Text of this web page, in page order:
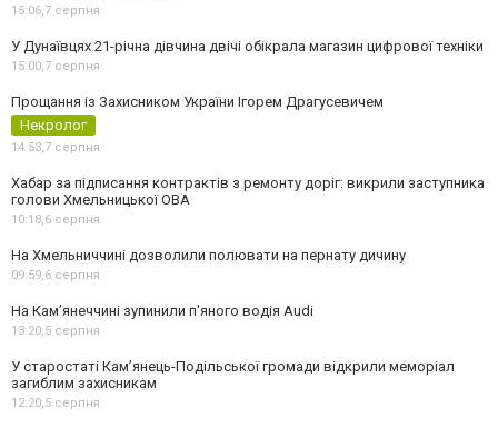
15:06,7 серпня
У Дунаївцях 21-річна дівчина двічі обікрала магазин цифрової техніки
15:00,7 серпня
Прощання із Захисником України Ігорем Драгусевичем
Некролог
14:53,7 серпня
Хабар за підписання контрактів з ремонту доріг: викрили заступника
голови Хмельницької ОВА
10:18,6 серпня
На Хмельниччині дозволили полювати на пернату дичину
09:59,6 серпня
На Камʼянеччині зупинили п'яного водія Audi
13:20,5 серпня
У старостаті Кам’янець-Подільської громади відкрили меморіал
загиблим захисникам
12:20,5 серпня